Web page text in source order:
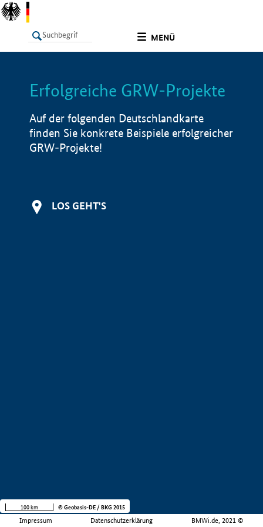
MENÜ
LISTE Info
Erfolgreiche GRW-Projekte
Auf der folgenden Deutschlandkarte
finden Sie konkrete Beispiele erfolgreicher
GRW-Projekte!
LOS GEHT'S
Impressum Datenschutzerklärung BMWi.de, 2021 ©
100 km © Geobasis-DE / BKG 2015